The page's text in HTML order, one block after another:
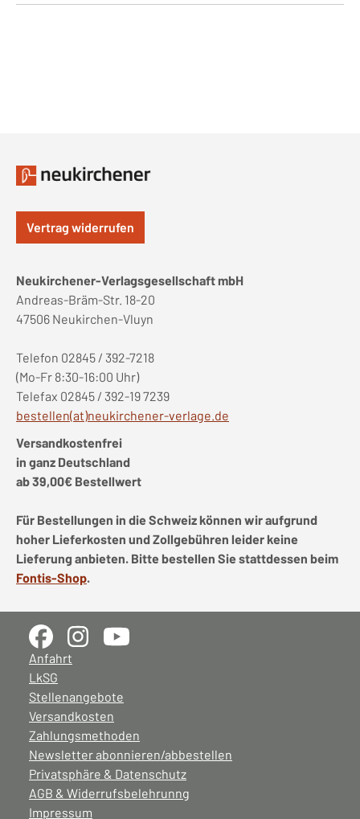
Vertrag widerrufen
Neukirchener-Verlagsgesellschaft mbH
Andreas-Bräm-Str. 18-20
47506 Neukirchen-Vluyn
Telefon 02845 / 392-7218
(Mo-Fr 8:30-16:00 Uhr)
Telefax 02845 / 392-19 7239
bestellen(at)neukirchener-verlage.de
Versandkostenfrei
in ganz Deutschland
ab 39,00€ Bestellwert
Für Bestellungen in die Schweiz können wir aufgrund
hoher Lieferkosten und Zollgebühren leider keine
Lieferung anbieten. Bitte bestellen Sie stattdessen beim
Fontis-Shop.
Anfahrt
LkSG
Stellenangebote
Versandkosten
Zahlungsmethoden
Newsletter abonnieren/abbestellen
Privatsphäre & Datenschutz
AGB & Widerrufsbelehrunng
Impressum